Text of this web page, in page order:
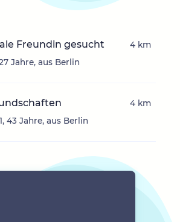
Freundin gesucht
Jahre, aus Berlin
4 km
43 Jahre, aus Berlin
4 km